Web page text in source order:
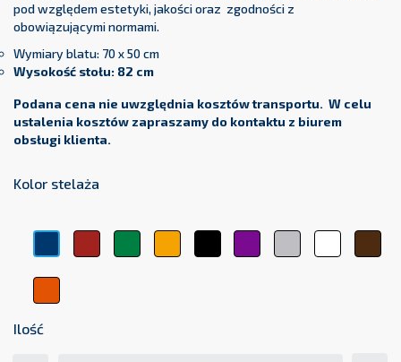
pod względem estetyki, jakości oraz zgodności z
obowiązującymi normami.
Wymiary blatu: 70 x 50 cm
Wysokość stołu: 82 cm
Podana cena nie uwzględnia kosztów transportu. W celu
ustalenia kosztów zapraszamy do kontaktu z biurem
obsługi klienta.
Kolor stelaża
CzerwonyZielonyŻółty Czarny FioletowySrebrnyBiały
Pomarańczowy
Ilość